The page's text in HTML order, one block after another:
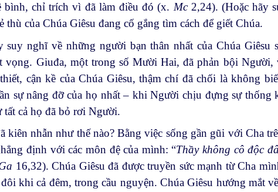
bình, chỉ trích vì đã làm điều đó (x. Mc2,24). (Hoặc hãy
thù của Chúa Giêsu đang cố gắng tìm cách để giết Chúa.
suy nghĩ về những người bạn thân nhất của Chúa Giêsu
vọng. Giuđa, một trong số Mười Hai, đã phản bội Người,
cận kề của Chúa Giêsu, thậm chí đã chối là không
sự nâng đỡ của họ nhất – khi Người chịu đựng sự thống
cả họ đã bỏ rơi Người.
kiên nhẫn như thế nào? Bằng việc sống gần gũi với Cha
định với các môn đệ của mình: “Thầy không cô độc
16,32). Chúa Giêsu đã được truyền sức mạnh từ Cha
khi cả đêm, trong cầu nguyện. Chúa Giêsu hướng mắt